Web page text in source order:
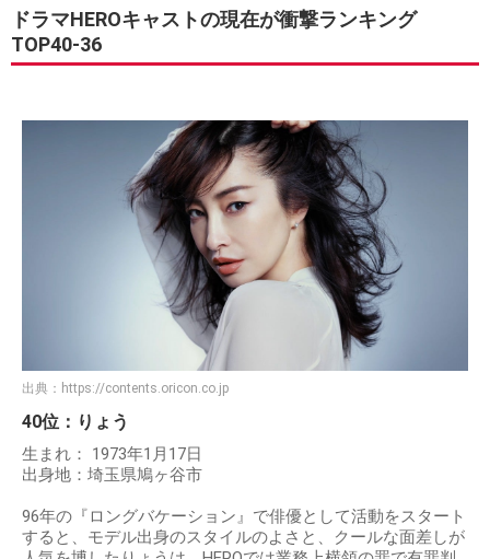
ドラマHEROキャストの現在が衝撃ランキング
TOP40-36
出典： https://contents.oricon.co.jp
40位：りょう
生まれ： 1973年1月17日
出身地：埼玉県鳩ヶ谷市
96年の『ロングバケーション』で俳優として活動をスタート
すると、モデル出身のスタイルのよさと、クールな面差しが